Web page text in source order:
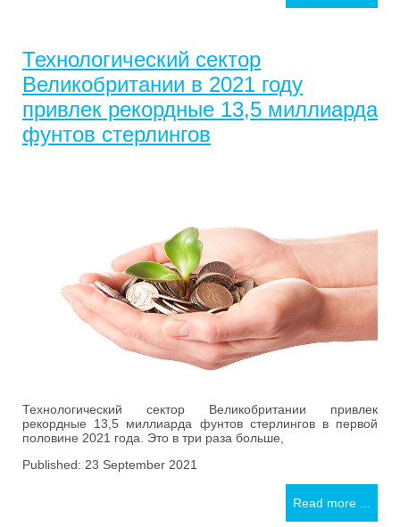
Технологический сектор
Великобритании в 2021 году
привлек рекордные 13,5 миллиарда
фунтов стерлингов
Технологический сектор Великобритании привлек
рекордные 13,5 миллиарда фунтов стерлингов в первой
половине 2021 года. Это в три раза больше,
Published: 23 September 2021
Read more ...